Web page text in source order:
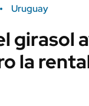
Uruguay
girasol
la